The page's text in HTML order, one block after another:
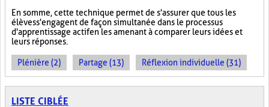
En somme, cette technique permet de s'assurer que tous les
élèves s'engagent de façon simultanée dans le processus
d'apprentissage actif en les amenant à comparer leurs idées et
leurs réponses.
Plénière (2) Partage (13) Réflexion individuelle (31)
LISTE CIBLÉE